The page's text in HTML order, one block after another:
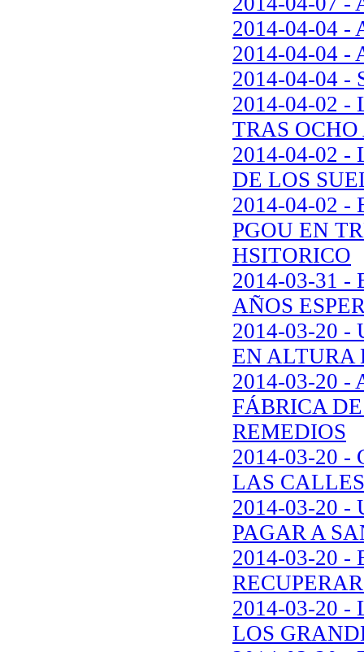
2014-04-04 -
2014-04-04 -
2014-04-04 -
2014-04-02 -
TRAS
2014-04-02 -
DE LOS
2014-04-02 -
PGOU EN
HSITORICO
2014-03-31 -
AÑOS
2014-03-20
EN ALTURA
2014-03-20 -
FÁBRICA
REMEDIOS
2014-03-20 -
LAS
2014-03-20 -
PAGAR A
2014-03-20 -
2014-03-20 -
LOS